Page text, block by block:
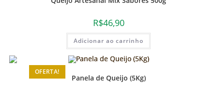
R$46,90
Adicionar ao carrinho
OFERTA!
Panela de Queijo (5Kg)